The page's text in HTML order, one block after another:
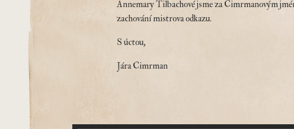
Annemary Tilbachové jsme za Cimrmanovým
zachování mistrova odkazu.
S úctou,
Jára Cimrman